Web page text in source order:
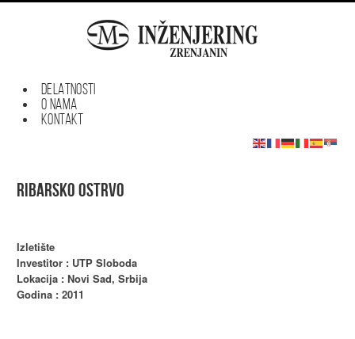
DELATNOSTI
O NAMA
KONTAKT
Ribarsko ostrvo
Izletište
Investitor : UTP Sloboda
Lokacija : Novi Sad, Srbija
Godina : 2011